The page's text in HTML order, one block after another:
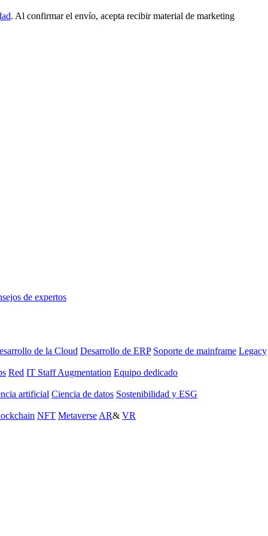
. Al confirmar el envío, acepta recibir material de marketing
de expertos
de la Cloud Desarrollo de ERP Soporte de mainframe Legacy
Red IT Staff Augmentation Equipo dedicado
artificial Ciencia de datos Sostenibilidad y ESG
NFT Metaverse AR& VR